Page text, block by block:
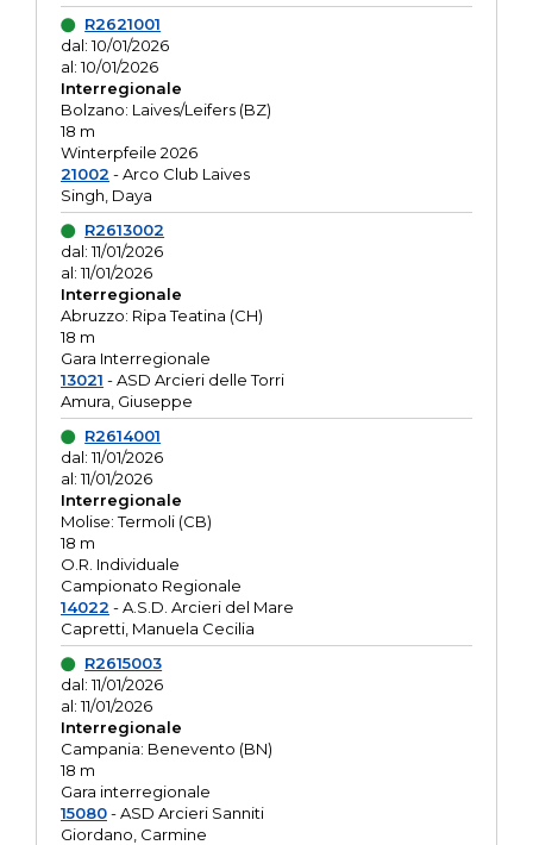
R2621001
dal: 10/01/2026
al: 10/01/2026
Interregionale
Bolzano: Laives/Leifers (BZ)
18 m
Winterpfeile 2026
21002 - Arco Club Laives
Singh, Daya
R2613002
dal: 11/01/2026
al: 11/01/2026
Interregionale
Abruzzo: Ripa Teatina (CH)
18 m
Gara Interregionale
13021 - ASD Arcieri delle Torri
Amura, Giuseppe
R2614001
dal: 11/01/2026
al: 11/01/2026
Interregionale
Molise: Termoli (CB)
18 m
O.R. Individuale
Campionato Regionale
14022 - A.S.D. Arcieri del Mare
Capretti, Manuela Cecilia
R2615003
dal: 11/01/2026
al: 11/01/2026
Interregionale
Campania: Benevento (BN)
18 m
Gara interregionale
15080- ASD Arcieri Sanniti
Giordano, Carmine